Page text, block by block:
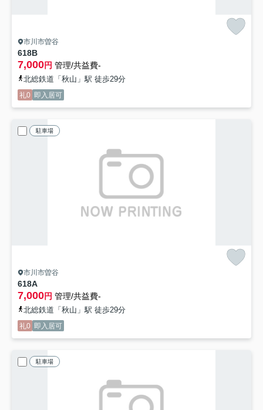
市川市曽谷
618B
7,000円 管理/共益費-
北総鉄道「秋山」駅 徒歩29分
礼0 即入居可
駐車場
市川市曽谷
618A
7,000円 管理/共益費-
北総鉄道「秋山」駅 徒歩29分
礼0 即入居可
駐車場